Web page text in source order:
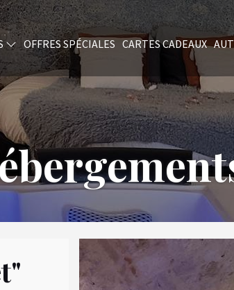
OFFRES SPÉCIALES CARTES CADEAUX